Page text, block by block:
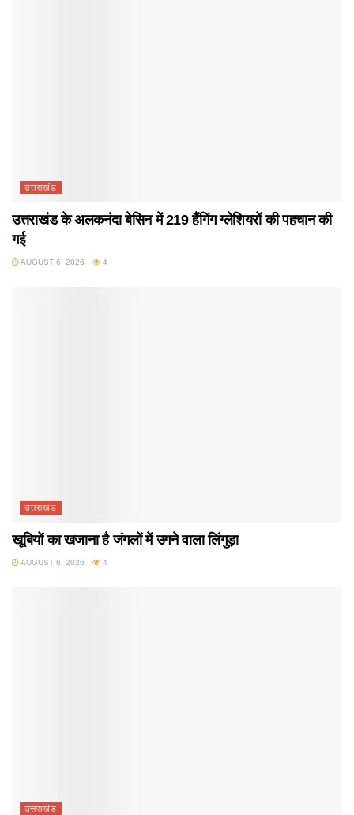
उत्तराखंड
उत्तराखंड के अलकनंदा बेसिन में 219 हैंगिंग ग्लेशियरों की पहचान की
गई
AUGUST 6, 2026 4
उत्तराखंड
खूबियों का खजाना है जंगलों में उगने वाला लिंगुड़ा
AUGUST 6, 2026 4
उत्तराखंड